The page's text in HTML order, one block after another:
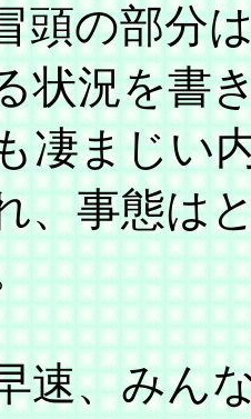
の部分
状況を書
凄まじい
、事態は
、みん